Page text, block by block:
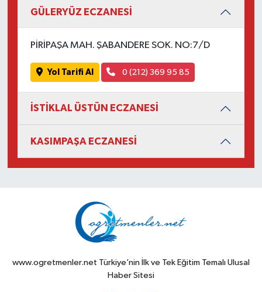
GÜLERYÜZ ECZANESİ
PİRİPAŞA MAH. ŞABANDERE SOK. NO:7/D
Yol Tarifi Al 0 (212) 369 95 85
İSTİKLAL ÜSTÜN ECZANESİ
KASIMPAŞA ECZANESİ
www.ogretmenler.net Türkiye’nin İlk ve Tek Eğitim Temalı Ulusal
Haber Sitesi